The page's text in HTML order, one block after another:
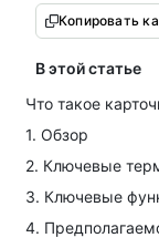
Копировать
В этой статье
Что такое
1. Обзор
2. Ключевые
3. Ключевые
4.